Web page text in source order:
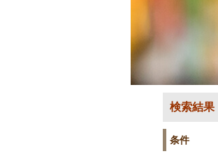
検索結果
条件